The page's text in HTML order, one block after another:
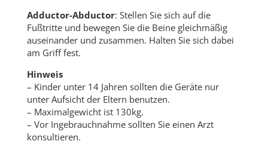
Adductor-Abductor: Stellen Sie sich auf die
Fußtritte und bewegen Sie die Beine gleichmäßig
auseinander und zusammen. Halten Sie sich dabei
am Griff fest.
Hinweis
– Kinder unter 14 Jahren sollten die Geräte nur
unter Aufsicht der Eltern benutzen.
– Maximalgewicht ist 130kg.
– Vor Ingebrauchnahme sollten Sie einen Arzt
konsultieren.